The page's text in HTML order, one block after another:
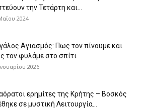
την Τετάρτη και...
2024
Αγιασμός: Πως τον πίνουμε και
τον φυλάμε στο σπίτι
2026
ερημίτες της Κρήτης – Βοσκός
σε μυστική Λειτουργία...